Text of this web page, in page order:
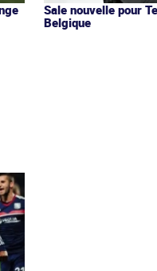
Sale nouvelle pour
Belgique